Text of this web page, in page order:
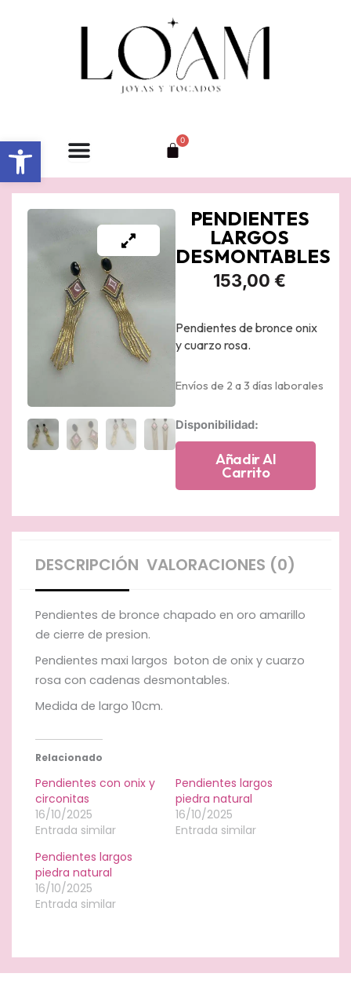
Abrir barra de herramientas 0
Carrito
PENDIENTES
LARGOS
DESMONTABLES
153,00 €
Pendientes de bronce onix
y cuarzo rosa.
Envíos de 2 a 3 días laborales
Disponibilidad:
Pendientes
desmontables
Añadir Al
Carrito
DESCRIPCIÓN VALORACIONES (0)
Pendientes de bronce chapado en oro amarillo
de cierre de presion.
Pendientes maxi largos boton de onix y cuarzo
rosa con cadenas desmontables.
Medida de largo 10cm.
Relacionado
Pendientes con onix y
circonitas
16/10/2025
Entrada similar
Pendientes largos
piedra natural
16/10/2025
Entrada similar
Pendientes largos
piedra natural
16/10/2025
Entrada similar